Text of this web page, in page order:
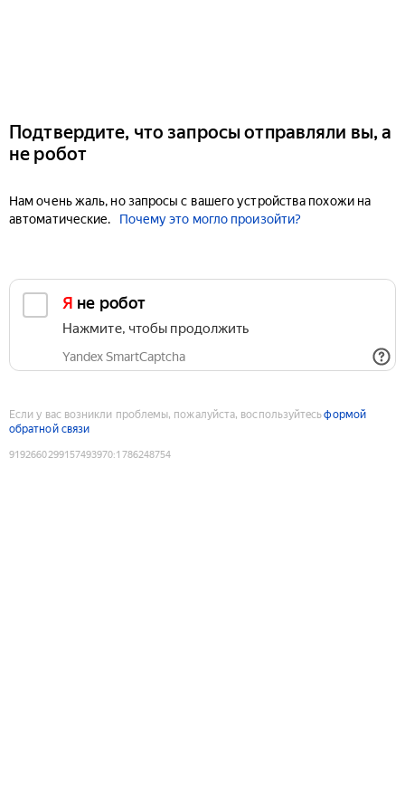
Подтвердите, что запросы отправляли вы, а
не робот
Нам очень жаль, но запросы с вашего устройства похожи на
автоматические.
Почему это могло произойти?
Я не робот
Нажмите, чтобы продолжить
Yandex SmartCaptcha
Если у вас возникли проблемы, пожалуйста, воспользуйтесьформой
обратной связи
9192660299157493970:1786248754